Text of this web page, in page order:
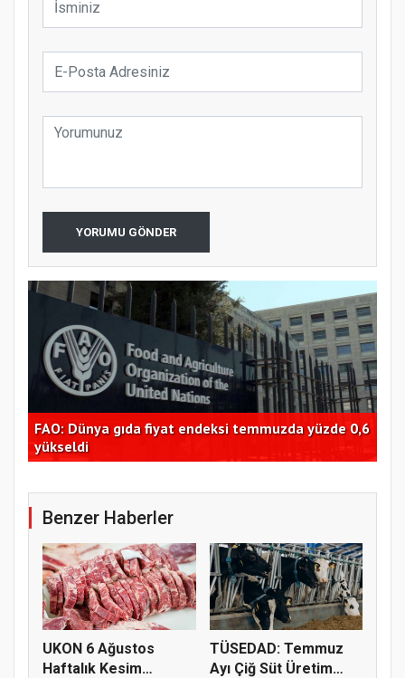
YORUMU GÖNDER
FAO: Dünya gıda fiyat endeksi temmuzda yüzde 0,6
yükseldi
Benzer Haberler
UKON 6 Ağustos
Haftalık Kesim
TÜSEDAD: Temmuz
Ayı Çiğ Süt Üretim